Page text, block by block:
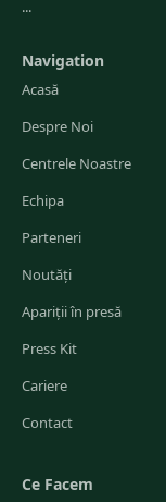
...
Navigation
Acasă
Despre Noi
Centrele Noastre
Echipa
Parteneri
Noutăți
Apariții în presă
Press Kit
Cariere
Contact
Ce Facem